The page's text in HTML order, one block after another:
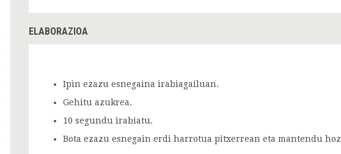
ELABORAZIOA
Ipin ezazu esnegaina irabiagailuan.
Gehitu azukrea.
10 segundu irabiatu.
Bota ezazu esnegain erdi harrotua pitxerrean eta mantendu